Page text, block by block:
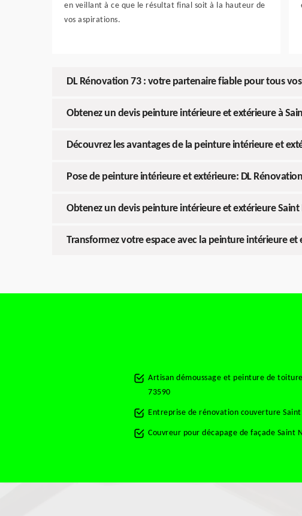
en veillant à ce que le résultat final soit à la hauteur de
vos aspirations.
DL Rénovation 73 : votre partenaire fiable pour tous
Obtenez un devis peinture intérieure et extérieure à
Découvrez les avantages de la peinture intérieure et
Pose de peinture intérieure et extérieure: DL
Obtenez un devis peinture intérieure et extérieure
Transformez votre espace avec la peinture intérieure et
Artisan démoussage et peinture de
73590
Entreprise de rénovation couverture Saint
Couvreur pour décapage de façade Saint